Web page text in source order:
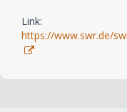
Link:
https://www.swr.de/